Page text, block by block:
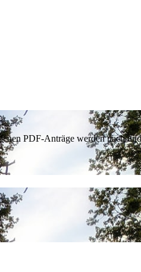
PDF-Anträge werden nach